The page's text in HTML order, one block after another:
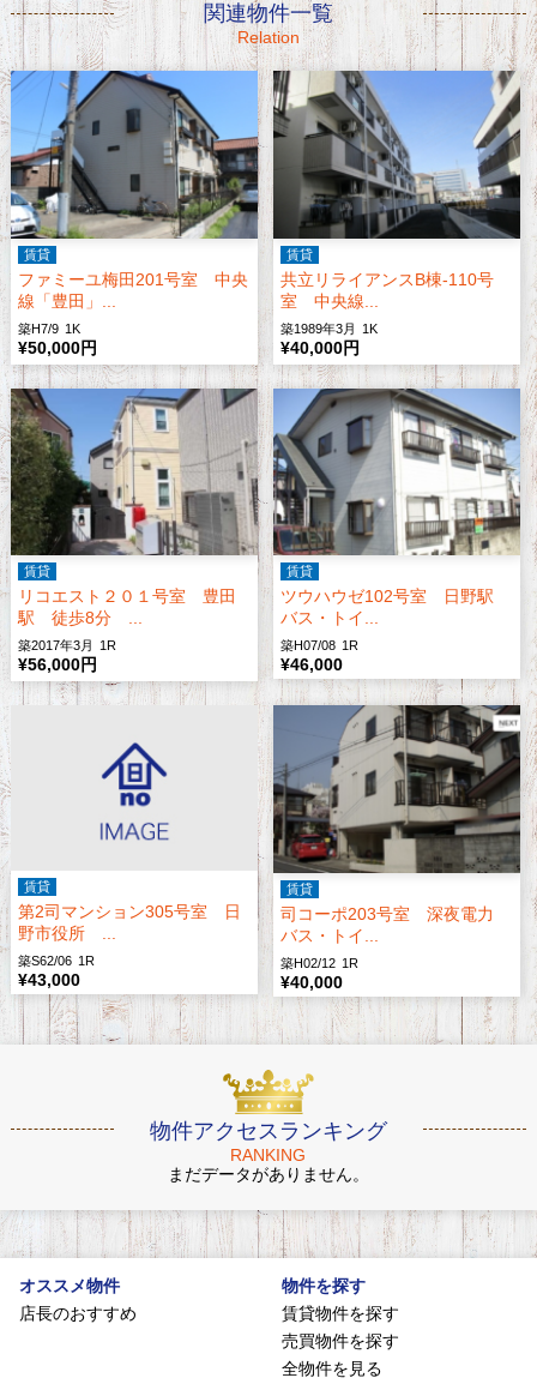
関連物件一覧
Relation
賃貸
ファミーユ梅田201号室 中央
線「豊田」...
築H7/9 1K
¥50,000円
賃貸
共立リライアンスB棟-110号
室 中央線...
築1989年3月 1K
¥40,000円
賃貸
リコエスト２０１号室 豊田
駅 徒歩8分 ...
築2017年3月 1R
¥56,000円
賃貸
ツウハウゼ102号室 日野駅
バス・トイ...
築H07/08 1R
¥46,000
賃貸
第2司マンション305号室 日
野市役所 ...
築S62/06 1R
¥43,000
賃貸
司コーポ203号室 深夜電力
バス・トイ...
築H02/12 1R
¥40,000
物件アクセスランキング
RANKING
まだデータがありません。
オススメ物件
店長のおすすめ
物件を探す
賃貸物件を探す
売買物件を探す
全物件を見る